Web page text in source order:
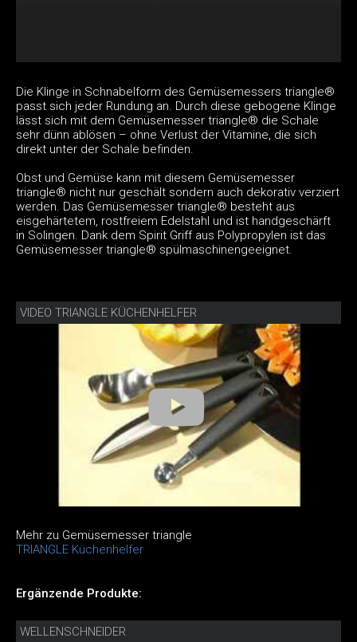
Die Klinge in Schnabelform des Gemüsemessers triangle®
passt sich jeder Rundung an. Durch diese gebogene Klinge
lässt sich mit dem Gemüsemesser triangle® die Schale
sehr dünn ablösen – ohne Verlust der Vitamine, die sich
direkt unter der Schale befinden.
Obst und Gemüse kann mit diesem Gemüsemesser
triangle® nicht nur geschält sondern auch dekorativ verziert
werden. Das Gemüsemesser triangle® besteht aus
eisgehärtetem, rostfreiem Edelstahl und ist handgeschärft
in Solingen. Dank dem Spirit Griff aus Polypropylen ist das
Gemüsemesser triangle® spülmaschinengeeignet.
VIDEO TRIANGLE KÜCHENHELFER
Mehr zu Gemüsemesser triangle
TRIANGLE Küchenhelfer
Ergänzende Produkte:
WELLENSCHNEIDER